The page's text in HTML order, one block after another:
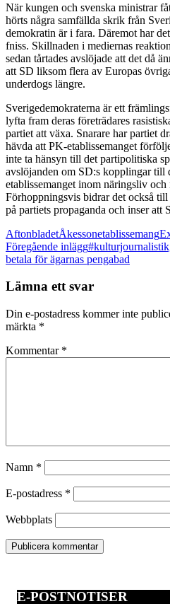
När kungen och svenska ministrar
hörts några samfällda skrik från
demokratin är i fara. Däremot har
fniss. Skillnaden i mediernas
sedan tårtades avslöjade att det då
att SD liksom flera av Europas
underdogs längre.
Sverigedemokraterna är ett
lyfta fram deras företrädares
partiet att växa. Snarare har partiet
hävda att PK-etablissemanget
inte ta hänsyn till det partipolitiska
avslöjanden om SD:s kopplingar till
etablissemanget inom näringsliv och
Förhoppningsvis bidrar det också
på partiets propaganda och inser att
AftonbladetÅkessonetablissemang
Inläggsnavigering
Föregående inlägg
betala för ägarnas pengabad
Lämna ett svar
Din e-postadress kommer inte
märkta *
Kommentar *
Namn *
E-postadress *
Webbplats
E-POSTNOTISER